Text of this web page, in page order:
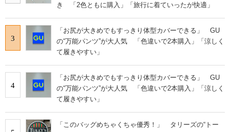
き 「2色ともに購入」「旅行に着ていったが快適」
3
「お尻が大きめでもすっきり体型カバーできる」 GU
の“万能パンツ”が大人気 「色違いで2本購入」「涼しく
て履きやすい」
4
「お尻が大きめでもすっきり体型カバーできる」 GU
の“万能パンツ”が大人気 「色違いで2本購入」「涼しく
て履きやすい」
「このバッグめちゃくちゃ優秀！」 タリーズの“トー